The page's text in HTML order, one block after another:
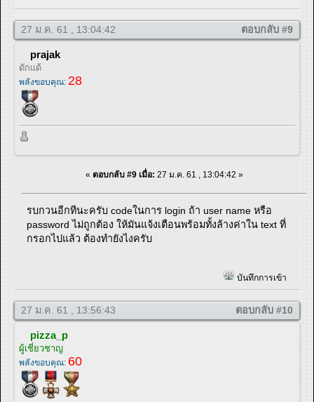
27 ม.ค. 61 , 13:04:42 ตอบกลับ #9
prajak
ดักแด้
พลังขอบคุณ: 28
« ตอบกลับ #9 เมื่อ: 27 ม.ค. 61 , 13:04:42 »
รบกวนอีกทีนะครับ codeในการ login ถ้า user name หรือ
password ไม่ถูกต้อง ให้มันแจ้งเตือนพร้อมทั้งล้างค่าใน text ที่
กรอกไปแล้ว ต้องทำยังไงครับ
บันทึกการเข้า
27 ม.ค. 61 , 13:56:43 ตอบกลับ #10
pizza_p
ผู้เชี่ยวชาญ
พลังขอบคุณ: 60